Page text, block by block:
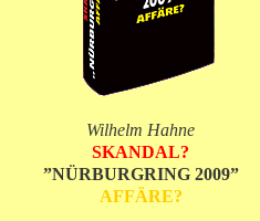
Wilhelm Hahne
SKANDAL?
”NÜRBURGRING 2009”
AFFÄRE?